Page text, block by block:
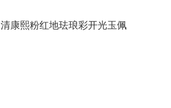
清康熙粉红地珐琅彩开光玉佩